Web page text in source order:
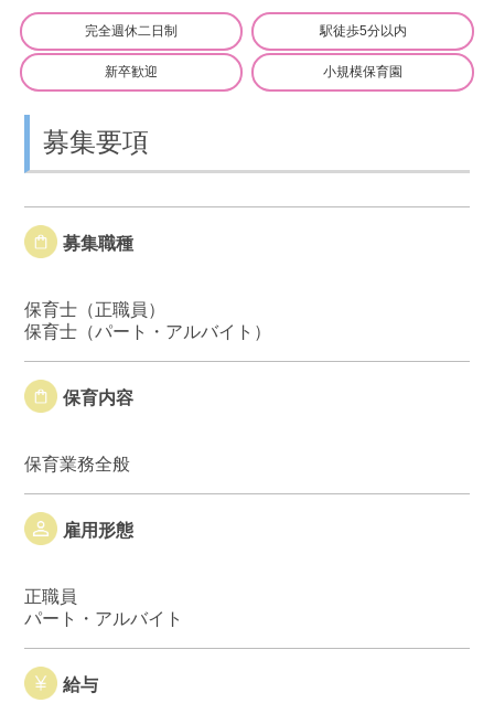
完全週休二日制 駅徒歩5分以内
新卒歓迎 小規模保育園
募集要項
募集職種
保育士（正職員）
保育士（パート・アルバイト）
保育内容
保育業務全般
雇用形態
正職員
パート・アルバイト
給与